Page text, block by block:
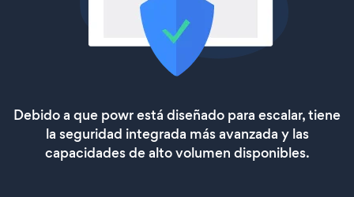
Debido a que powr está diseñado para escalar, tiene
la seguridad integrada más avanzada y las
capacidades de alto volumen disponibles.